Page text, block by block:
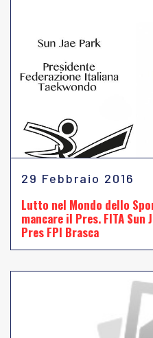
29 Febbraio 2016
Lutto nel Mondo dello
mancare il Pres. FITA
Pres FPI Brasca